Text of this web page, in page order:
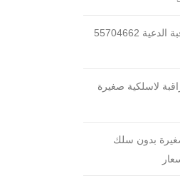
فني كاميرات مراقبة الدعية 55704662
لاسلكية صغيرة
بدون سلك